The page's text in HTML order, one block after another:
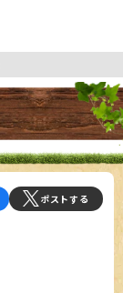
ポストする